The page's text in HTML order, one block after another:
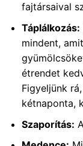
fajtársaival
Táplálkozás:
mindent,
étrendet
Figyeljünk
kétnaponta,
Szaporítás: